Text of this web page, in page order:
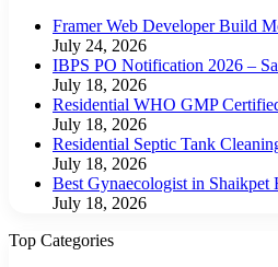
Framer Web Developer Build
July 24, 2026
IBPS PO Notification 2026 –
July 18, 2026
Residential WHO GMP
July 18, 2026
Residential Septic Tank
July 18, 2026
Best Gynaecologist in
July 18, 2026
Top Categories